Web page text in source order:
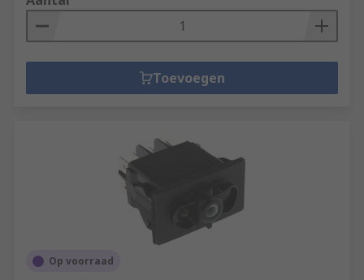
Toevoegen
Op voorraad